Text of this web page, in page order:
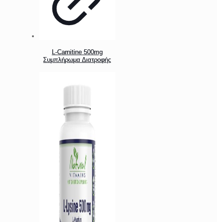
L-Carnitine 500mg
Συμπλήρωμα Διατροφής